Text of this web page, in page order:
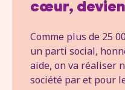
cœur,
Comme plus de 25
un parti social,
aide, on va réaliser
société par et pour